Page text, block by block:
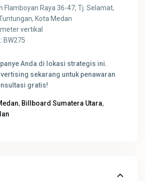
Flamboyan Raya 36-47, Tj. Selamat,
Kota Medan
vertikal
BW275
Anda di lokasi strategis ini.
sekarang untuk penawaran
gratis!
, Billboard Sumatera Utara,